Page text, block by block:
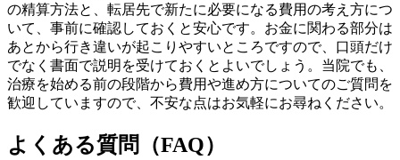
の精算方法と、転居先で新たに必要になる費用の考え方につ
いて、事前に確認しておくと安心です。お金に関わる部分は
あとから行き違いが起こりやすいところですので、口頭だけ
でなく書面で説明を受けておくとよいでしょう。当院でも、
治療を始める前の段階から費用や進め方についてのご質問を
歓迎していますので、不安な点はお気軽にお尋ねください。
よくある質問（FAQ）